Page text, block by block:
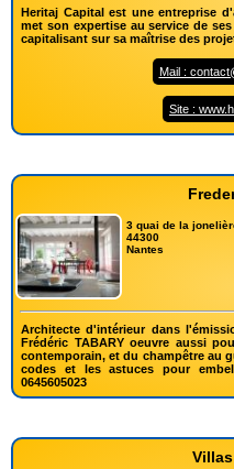
Heritaj Capital est une entreprise
met son expertise au service de
capitalisant sur sa maîtrise des
Mail :
Site :
3 quai de la
44300
Nantes
Architecte d'intérieur dans
Frédéric TABARY oeuvre aussi
contemporain, et du champêtre au
codes et les astuces pour
0645605023